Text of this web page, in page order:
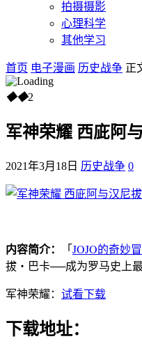
拍摄摄影
心理科学
其他学习
首页 电子漫画 历史战争 正
◆◆2
军神荣耀 西庛阿
2021年3月18日 历史战争 0
内容简介： 「JOJO的奇妙
拔‧巴卡──成为罗马史上
军神荣耀： 试看下载
下载地址：